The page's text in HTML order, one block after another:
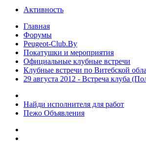
Активность
Главная
Форумы
Peugeot-Club.By
Покатушки и мероприятия
Официальные клубные встречи
Клубные встречи по Витебской
29 августа 2012 - Встреча клуба
Найди исполнителя для работ
Пежо Объявления